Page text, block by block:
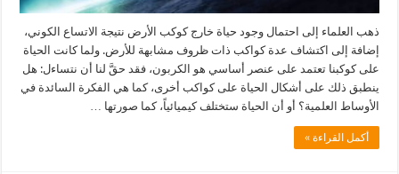
ذهب العلماء إلى احتمال وجود حياة خارج كوكب الأرض نتيجة الاتساع الكوني،
إضافة إلى اكتشاف عدة كواكب ذات ظروف مشابهة للأرض. ولما كانت الحياة
على كوكبنا تعتمد على عنصر أساسي هو الكربون، فقد حقَّ لنا أن نتساءل: هل
ينطبق ذلك على أشكال الحياة على كواكب أخرى، كما هي الفكرة السائدة في
الأوساط العلمية؟ أو أن الحياة ستختلف كيميائياً، كما صورتها …
أكمل القراءة »